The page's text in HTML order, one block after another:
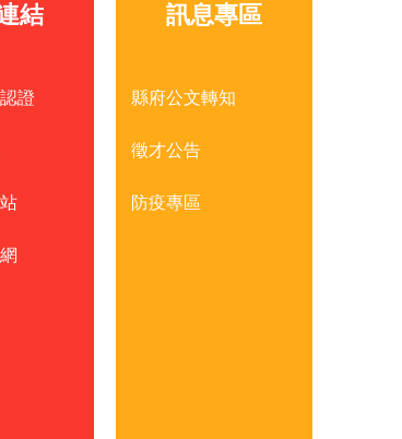
結
證
訊息專區
縣府公文轉知
徵才公告
防疫專區